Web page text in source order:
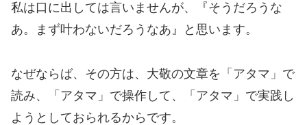
私は口に出しては言いませんが、『そうだろうな
あ。まず叶わないだろうなあ』と思います。
なぜならば、その方は、大敬の文章を「アタマ」で
読み、「アタマ」で操作して、「アタマ」で実践し
ようとしておられるからです。